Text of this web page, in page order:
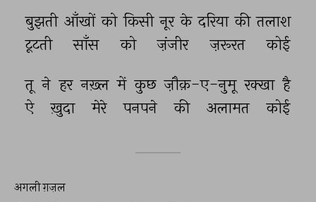
बुझती आँखों को किसी नूर के दरिया की तलाश
टूटती
साँस को ज़ंजीर ज़रूरत कोई
तू ने हर नख़्ल में कुछ ज़ौक़-ए-नुमू रक्खा है
ऐ
ख़ुदा मेरे पनपने की अलामत कोई
अगली ग़ज़ल